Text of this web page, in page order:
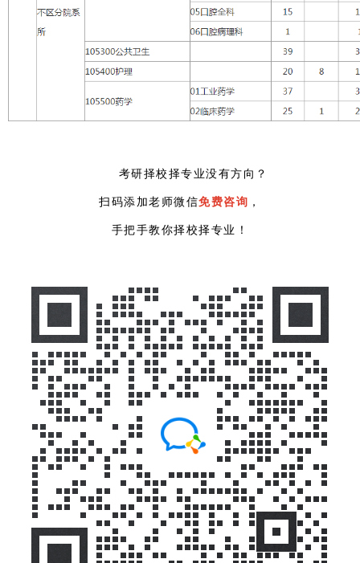
考研择校择专业没有方向？
扫码添加老师微信免费咨询 ，
手把手教你择校择专业！